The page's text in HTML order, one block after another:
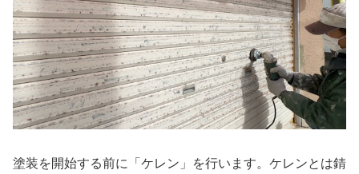
塗装を開始する前に「ケレン」を行います。ケレンとは錆